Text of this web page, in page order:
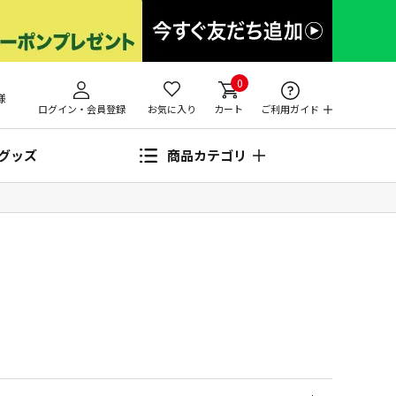
ログイン・会員登録 お気に入り
0
カート ご利用ガイド
ッズ 商品カテゴリ